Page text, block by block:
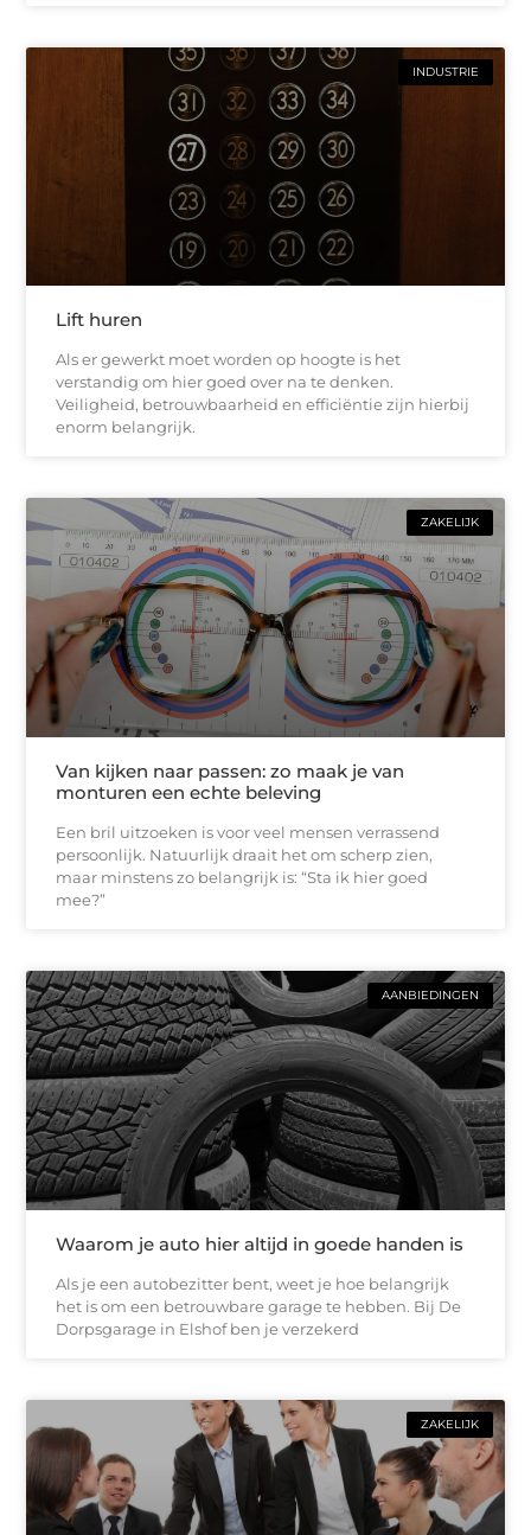
INDUSTRIE
Lift huren
Als er gewerkt moet worden op hoogte is het
verstandig om hier goed over na te denken.
Veiligheid, betrouwbaarheid en efficiëntie zijn hierbij
enorm belangrijk.
ZAKELIJK
Van kijken naar passen: zo maak je van
monturen een echte beleving
Een bril uitzoeken is voor veel mensen verrassend
persoonlijk. Natuurlijk draait het om scherp zien,
maar minstens zo belangrijk is: “Sta ik hier goed
mee?”
AANBIEDINGEN
Waarom je auto hier altijd in goede handen is
Als je een autobezitter bent, weet je hoe belangrijk
het is om een betrouwbare garage te hebben. Bij De
Dorpsgarage in Elshof ben je verzekerd
ZAKELIJK